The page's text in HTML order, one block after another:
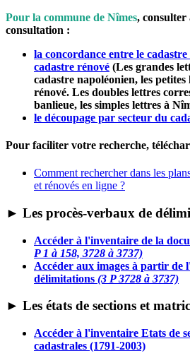
Pour la commune de Nîmes, consulter
consultation :
la concordance entre le
cadastre rénové (Les grandes
cadastre napoléonien, les
rénové. Les doubles lettres
banlieue, les simples lettres à
le découpage par secteur du
Pour faciliter votre recherche,
Comment rechercher dans les
et rénovés en ligne ?
► Les procès-verbaux de
Accéder à l'inventaire de la
P 1 à 158, 3728 à 3737)
Accéder aux images à partir de
délimitations (3 P 3728 à 3737)
► Les états de sections et
Accéder à l'inventaire Etats de
cadastrales (1791-2003)